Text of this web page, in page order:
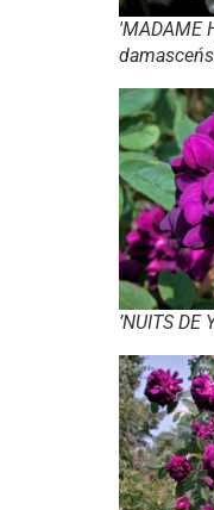
'MADAME
’NUITS DE